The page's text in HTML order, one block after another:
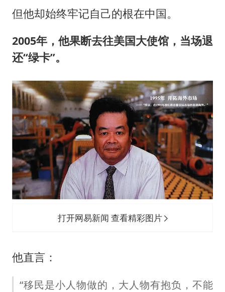
但他却始终牢记自己的根在中国。
2005年，他果断去往美国大使馆，当场退
还“绿卡”。
打开网易新闻 查看精彩图片
他直言：
“移民是小人物做的，大人物有抱负，不能